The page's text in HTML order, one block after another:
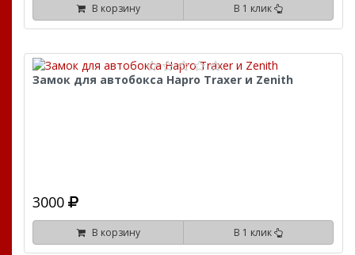
В корзину В 1 клик
Замок для автобокса Hapro Traxer и Zenith
3000
В корзину В 1 клик